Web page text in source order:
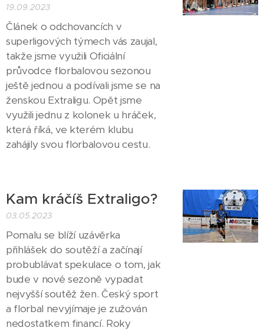
19.09.2023
Článek o odchovancích v
superligových týmech vás zaujal,
takže jsme využili Oficiální
průvodce florbalovou sezonou
ještě jednou a podívali jsme se na
ženskou Extraligu. Opět jsme
využili jednu z kolonek u hráček,
která říká, ve kterém klubu
zahájily svou florbalovou cestu.
Kam kráčíš Extraligo?
03.05.2023
Pomalu se blíží uzávěrka
přihlášek do soutěží a začínají
probublávat spekulace o tom, jak
bude v nové sezoně vypadat
nejvyšší soutěž žen. Český sport
a florbal nevyjímaje je zužován
nedostatkem financí. Roky